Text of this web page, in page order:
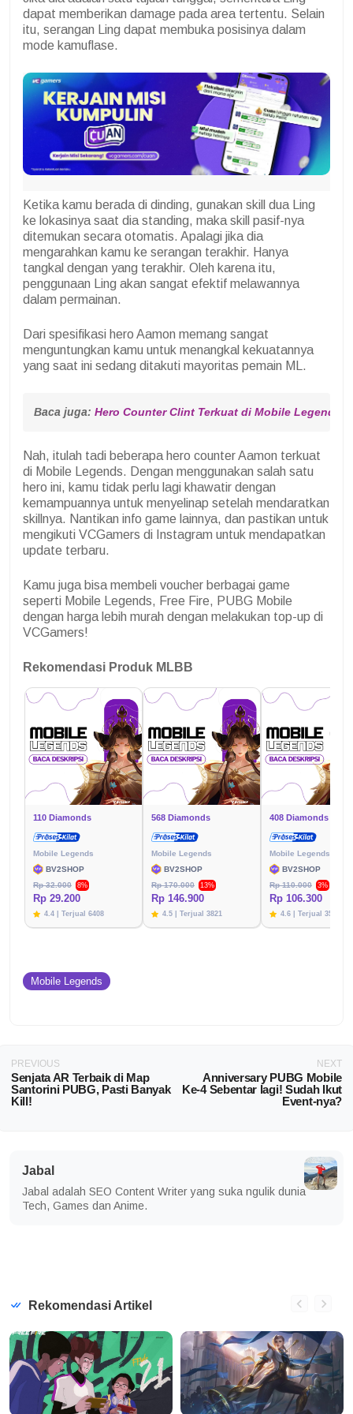
dapat memberikan damage pada area tertentu. Selain
itu, serangan Ling dapat membuka posisinya dalam
mode kamuflase.
Ketika kamu berada di dinding, gunakan skill dua Ling
ke lokasinya saat dia standing, maka skill pasif-nya
ditemukan secara otomatis. Apalagi jika dia
mengarahkan kamu ke serangan terakhir. Hanya
tangkal dengan yang terakhir. Oleh karena itu,
penggunaan Ling akan sangat efektif melawannya
dalam permainan.
Dari spesifikasi hero Aamon memang sangat
menguntungkan kamu untuk menangkal kekuatannya
yang saat ini sedang ditakuti mayoritas pemain ML.
Baca juga: Hero Counter Clint Terkuat di Mobile Legends
Nah, itulah tadi beberapa hero counter Aamon terkuat
di Mobile Legends. Dengan menggunakan salah satu
hero ini, kamu tidak perlu lagi khawatir dengan
kemampuannya untuk menyelinap setelah mendaratkan
skillnya. Nantikan info game lainnya, dan pastikan untuk
mengikuti VCGamers di Instagram untuk mendapatkan
update terbaru.
Kamu juga bisa membeli voucher berbagai game
seperti Mobile Legends, Free Fire, PUBG Mobile
dengan harga lebih murah dengan melakukan top-up di
VCGamers!
Rekomendasi Produk MLBB
110 Diamonds
Mobile Legends
BV2SHOP
Rp 32.000
8%
Rp 29.200
4.4 | Terjual 6408
568 Diamonds
Mobile Legends
BV2SHOP
Rp 170.000
13%
Rp 146.900
4.5 | Terjual 3821
408 Diamonds
Mobile Legends
BV2SHOP
Rp 110.000
3%
Rp 106.300
4.6 | Terjual 3576
Mobile Legends
PREVIOUS
Senjata AR Terbaik di Map
Santorini PUBG, Pasti Banyak
Kill!
NEXT
Anniversary PUBG Mobile
Ke-4 Sebentar lagi! Sudah Ikut
Event-nya?
Jabal
Jabal adalah SEO Content Writer yang suka ngulik dunia
Tech, Games dan Anime.
Rekomendasi Artikel